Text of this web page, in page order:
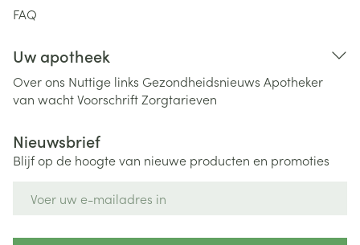
FAQ
Uw apotheek
Over ons Nuttige links Gezondheidsnieuws Apotheker
van wachtVoorschriftZorgtarieven
Nieuwsbrief
Blijf op de hoogte van nieuwe producten en promoties